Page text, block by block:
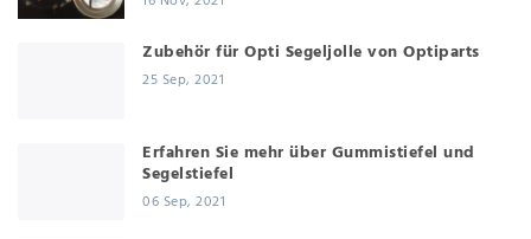
Zubehör für Opti Segeljolle von Optiparts
25 Sep, 2021
Erfahren Sie mehr über Gummistiefel und
Segelstiefel
06 Sep, 2021